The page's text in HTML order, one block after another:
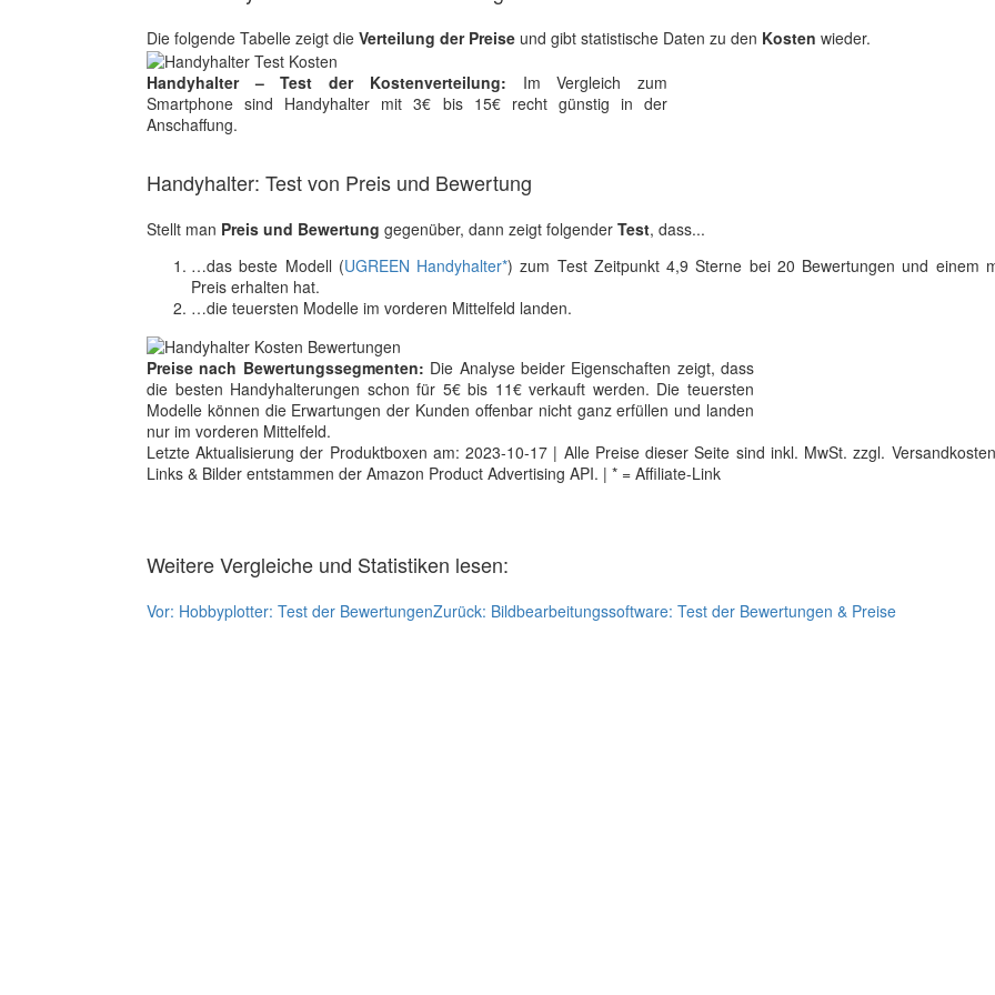
Die folgende Tabelle zeigt die Verteilung der Preise und gibt statistische Daten zu den Kosten wieder.
Handyhalter – Test der Kostenverteilung: Im Vergleich zum
Smartphone sind Handyhalter mit 3€ bis 15€ recht günstig in der
Anschaffung.
Handyhalter: Test von Preis und Bewertung
Stellt man Preis und Bewertung gegenüber, dann zeigt folgender Test, dass...
…das beste Modell (UGREEN Handyhalter*) zum Test Zeitpunkt 4,9 Sterne bei 20 Bewertungen und einem
Preis erhalten hat.
…die teuersten Modelle im vorderen Mittelfeld landen.
Preise nach Bewertungssegmenten: Die Analyse beider Eigenschaften zeigt, dass
die besten Handyhalterungen schon für 5€ bis 11€ verkauft werden. Die teuersten
Modelle können die Erwartungen der Kunden offenbar nicht ganz erfüllen und landen
nur im vorderen Mittelfeld.
Letzte Aktualisierung der Produktboxen am: 2023-10-17 | Alle Preise dieser Seite sind inkl. MwSt. zzgl.
Links & Bilder entstammen der Amazon Product Advertising API. | * = Affiliate-Link
Weitere Vergleiche und Statistiken lesen:
Vor: Hobbyplotter: Test der BewertungenZurück: Bildbearbeitungssoftware: Test der Bewertungen & Preise